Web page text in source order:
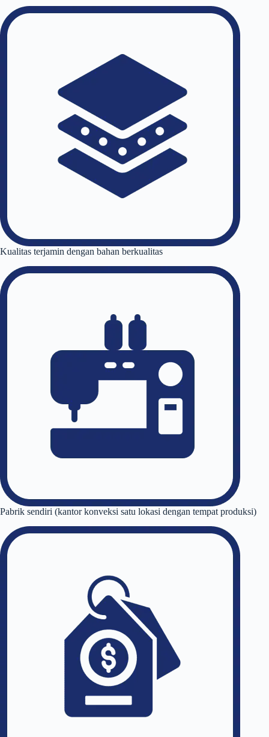
Kualitas terjamin dengan bahan berkualitas
Pabrik sendiri (kantor konveksi satu lokasi dengan tempat produksi)